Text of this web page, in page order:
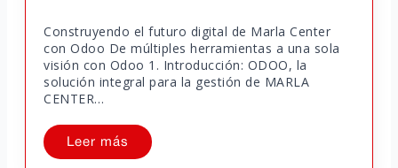
Construyendo el futuro digital de Marla Center
con Odoo De múltiples herramientas a una sola
visión con Odoo 1. Introducción: ODOO, la
solución integral para la gestión de MARLA
CENTER…
Leer más